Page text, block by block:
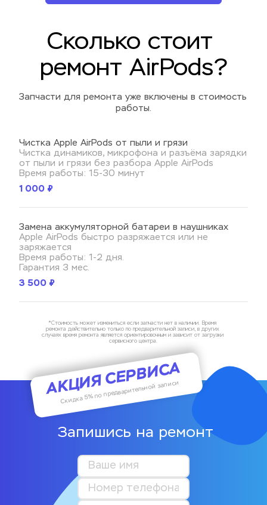
Сколько стоит
ремонт AirPods?
Запчасти для ремонта уже включены в стоимость
работы.
Чистка Apple AirPods от пыли и грязи
Чистка динамиков, микрофона и разъёма зарядки
от пыли и грязи без разбора Apple AirPods
Время работы: 15-30 минут
1 000 ₽
Замена аккумуляторной батареи в наушниках
Apple AirPods быстро разряжается или не
заряжается
Время работы: 1-2 дня.
Гарантия 3 мес.
3 500 ₽
*Стоимость может измениться если запчасти нет в наличии. Время
ремонта действительно только по предварительной записи, в других
случаях время ремонта является ориентировочным и зависит от загрузки
сервисного центра.
Запишись на ремонт
АКЦИЯ СЕРВИСА
Скидка 5% по предварительной записи